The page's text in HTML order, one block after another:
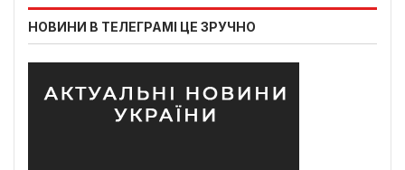
НОВИНИ В ТЕЛЕГРАМІ ЦЕ ЗРУЧНО